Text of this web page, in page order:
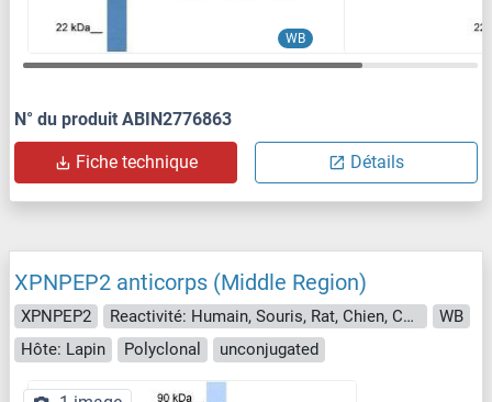
WB
N° du produit ABIN2776863
Fiche technique Détails
XPNPEP2 anticorps (Middle Region)
XPNPEP2 Reactivité: Humain, Souris, Rat, Chien, Cheval, Lapin, Cobaye, Boeuf (Vache)
WB
Hôte: Lapin
Polyclonal unconjugated